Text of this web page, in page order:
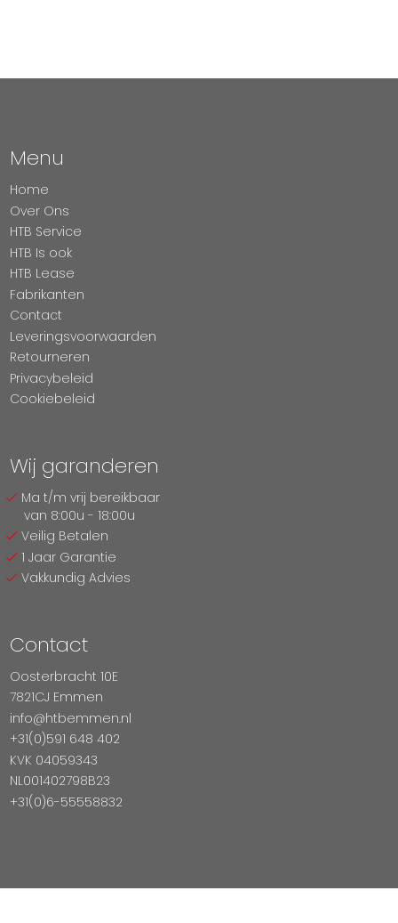
Menu
Home
Over Ons
HTB Service
HTB Is ook
HTB Lease
Fabrikanten
Contact
Leveringsvoorwaarden
Retourneren
Privacybeleid
Cookiebeleid
Wij garanderen
Ma t/m vrij bereikbaar
van 8:00u - 18:00u
Veilig Betalen
1 Jaar Garantie
Vakkundig Advies
Contact
Oosterbracht 10E
7821CJ Emmen
info@htbemmen.nl
+31(0)591 648 402
KVK 04059343
NL001402798B23
+31(0)6-55558832